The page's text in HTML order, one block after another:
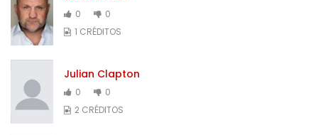
0
0
1 CRÉDITOS
Julian Clapton
0
0
2 CRÉDITOS